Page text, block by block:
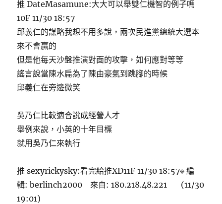
推 DateMasamune:大大可以舉雙仁機智的例子嗎
10F 11/30 18:57
邱義仁的謀略我想不用多說，兩次民進黨總統大選本
來不會贏的
但是他每天沙盤推演對面的攻擊，如何應對等等
謠言說當陳水扁為了陳由豪氣到跳腳的時候
邱義仁在旁邊微笑
吳乃仁比較適合說成經營人才
舉例來說，小英的十年目標
就用吳乃仁來執行
推 sexyrickysky:看完給推XD11F 11/30 18:57※ 編
輯: berlinch2000 來自: 180.218.48.221 (11/30
19:01)